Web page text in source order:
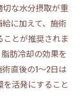
な水分摂取が重
に加えて、施術
とが推奨されま
肪冷却の効果を
直後の1〜2日は
活発にすること